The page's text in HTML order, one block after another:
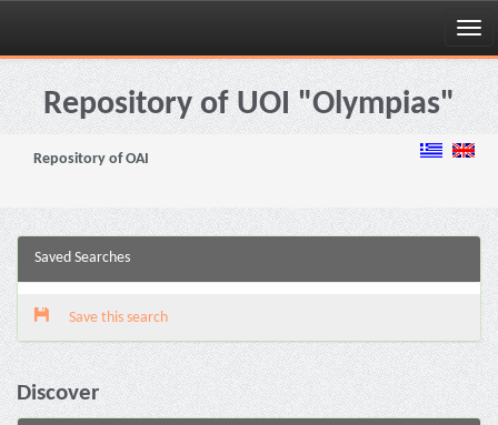
Skip
navigationRepository of UOI "Olympias"
Repository of OAI
Saved Searches
Save this search
Discover